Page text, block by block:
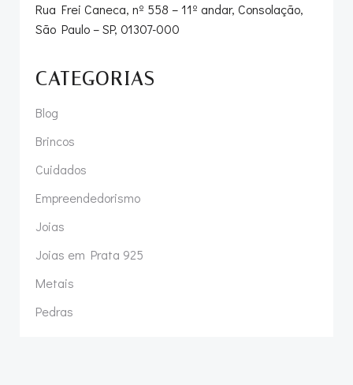
Rua Frei Caneca, nº 558 – 11º andar, Consolação,
São Paulo – SP, 01307-000
CATEGORIAS
Blog
Brincos
Cuidados
Empreendedorismo
Joias
Joias em Prata 925
Metais
Pedras